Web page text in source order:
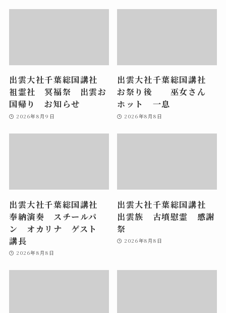
出雲大社千葉総国講社
祖霊社 冥福祭 出雲お
国帰り お知らせ
2026年8月9日
出雲大社千葉総国講社
お祭り後 巫女さん
ホット 一息
2026年8月8日
出雲大社千葉総国講社
奉納演奏 スチールパ
ン オカリナ ゲスト
講長
2026年8月8日
出雲大社千葉総国講社
出雲族 古墳慰霊 感謝
祭
2026年8月8日